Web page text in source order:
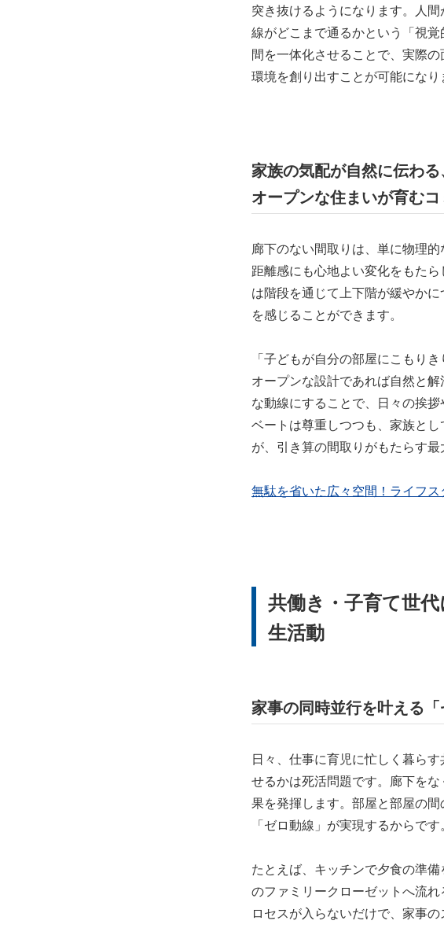
突き抜けるようになります。人
線がどこまで通るかという「視
間を一体化させることで、実際
環境を創り出すことが可能になり
家族の気配が自然に伝わる、
オープンな住まいが育む
廊下のない間取りは、単に物理
距離感にも心地よい変化をもた
は階段を通じて上下階が緩やか
を感じることができます。
「子どもが自分の部屋にこもり
オープンな設計であれば自然と
な動線にすることで、日々の挨
ベートは尊重しつつも、家族と
が、引き算の間取りがもたらす最
無駄を省いた広々空間！ライフ
共働き・子育て世
生活動
家事の同時並行を叶える
日々、仕事に育児に忙しく暮ら
せるかは死活問題です。廊下を
果を発揮します。部屋と部屋の
「ゼロ動線」が実現するからです。
たとえば、キッチンで夕食の準
のファミリークローゼットへ流
ロセスが入らないだけで、家事